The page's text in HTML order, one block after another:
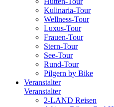
Kulinaria-Tour
Wellness-Tour
Luxus-Tour
Frauen-Tour
Stern-Tour
See-Tour
Rund-Tour
Pilgern by Bike
Veranstalter
Veranstalter
2-LAND Reisen